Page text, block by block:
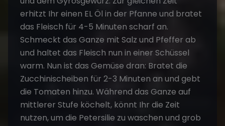
zu hacken. Vermischt das Gemüse
anschließend mit dem Geschnetzelten, würzt
ggf. nochmals nach und streut Feta sowie die
Petersilie drüber – fertig! Auch hier könnt Ihr
perfekt etwas Fladenbrot und Tsatsiki
hinzureichen.
Tsatsiki